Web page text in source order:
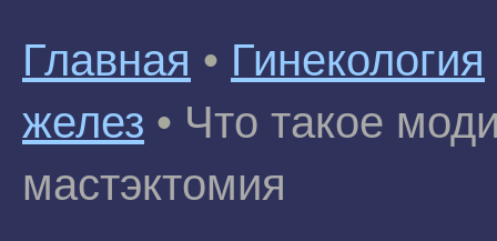
Главная • Гинекология
желез • Что такое
мастэктомия